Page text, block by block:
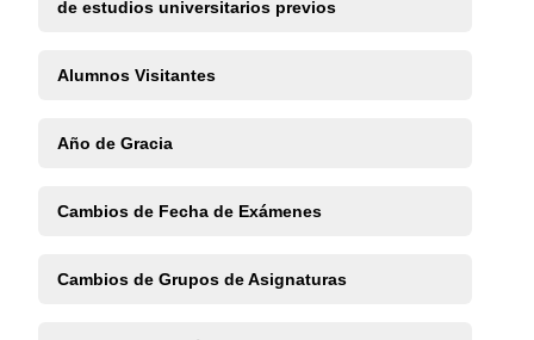
de estudios universitarios previos
Alumnos Visitantes
Año de Gracia
Cambios de Fecha de Exámenes
Cambios de Grupos de Asignaturas